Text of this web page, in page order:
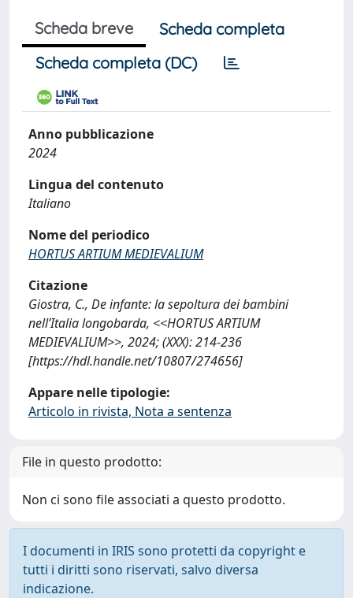
Scheda breve
Scheda completa
Scheda completa (DC)
Anno pubblicazione
2024
Lingua del contenuto
Italiano
Nome del periodico
HORTUS ARTIUM MEDIEVALIUM
Citazione
Giostra, C., De infante: la sepoltura dei bambini
nell’Italia longobarda, <<HORTUS ARTIUM
MEDIEVALIUM>>, 2024; (XXX): 214-236
[https://hdl.handle.net/10807/274656]
Appare nelle tipologie:
Articolo in rivista, Nota a sentenza
File in questo prodotto:
Non ci sono file associati a questo prodotto.
I documenti in IRIS sono protetti da copyright e
tutti i diritti sono riservati, salvo diversa
indicazione.